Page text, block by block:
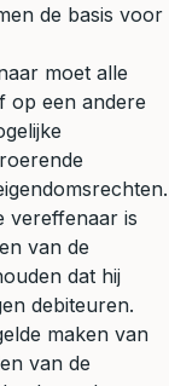
de basis voor
moet alle
op een andere
vereffenaar is
van de
dat hij
debiteuren.
maken van
van de